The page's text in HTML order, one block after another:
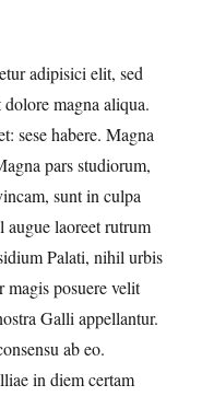
adipisici elit, sed
magna aliqua.
sese habere. Magna
pars studiorum,
sunt in culpa
laoreet rutrum
Palati, nihil urbis
posuere velit
Galli appellantur.
ab eo.
in diem certam